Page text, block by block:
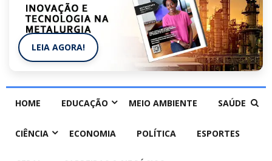
LEIA AGORA!
HOME EDUCAÇÃO MEIO AMBIENTE SAÚDE
CIÊNCIA ECONOMIA POLÍTICA ESPORTES